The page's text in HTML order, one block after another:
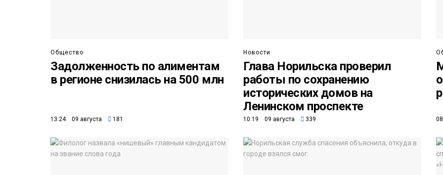
Общество
Задолженность по алиментам
в регионе снизилась на 500 млн
13:24 09 августа 181
Новости
Глава Норильска проверил
работы по сохранению
исторических домов на
Ленинском проспекте
10:19 09 августа 339